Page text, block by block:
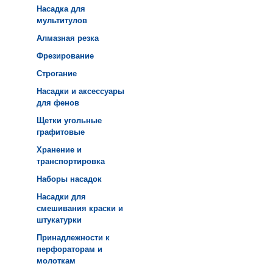
Насадка для
мультитулов
Алмазная резка
Фрезирование
Строгание
Насадки и аксессуары
для фенов
Щетки угольные
графитовые
Хранение и
транспортировка
Наборы насадок
Насадки для
смешивания краски и
штукатурки
Принадлежности к
перфораторам и
молоткам